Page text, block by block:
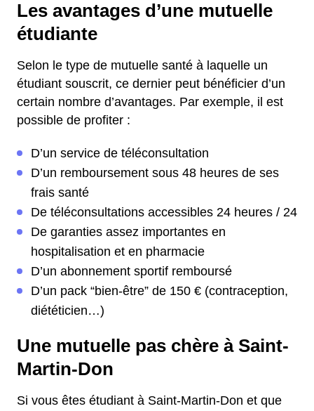
Les avantages d’une mutuelle
étudiante
Selon le type de mutuelle santé à laquelle un
étudiant souscrit, ce dernier peut bénéficier d’un
certain nombre d’avantages. Par exemple, il est
possible de profiter :
D’un service de téléconsultation
D’un remboursement sous 48 heures de ses
frais santé
De téléconsultations accessibles 24 heures / 24
De garanties assez importantes en
hospitalisation et en pharmacie
D’un abonnement sportif remboursé
D’un pack “bien-être” de 150 € (contraception,
diététicien…)
Une mutuelle pas chère à Saint-
Martin-Don
Si vous êtes étudiant à Saint-Martin-Don et que